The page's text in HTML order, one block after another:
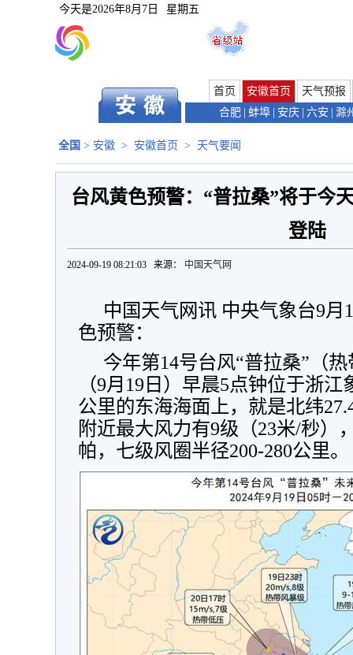
今天是2026年8月7日 星期五
首页 安徽首页
天气预报
合肥 蚌埠 安庆 六安 滁
全国 > 安徽 > 安徽首页 > 天气要闻
台风黄色预警：“普拉桑”将于今
登陆
2024-09-19 08:21:03 来源： 中国天气网
中国天气网讯 中央气象台9月
色预警：
今年第14号台风“普拉桑”（
（9月19日）早晨5点钟位于浙
公里的东海海面上，就是北纬
附近最大风力有9级（23米/秒）
帕，七级风圈半径200-280公里。